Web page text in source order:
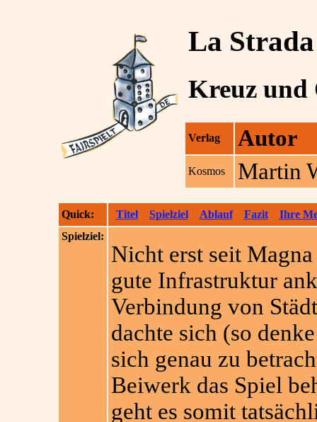
La Strada
Kreuz und
Verlag Autor
Kosmos Martin
Quick: Titel Spielziel Ablauf Fazit
Ihre
Spielziel:
Nicht erst seit
gute Infrastruktur
Verbindung von
dachte sich (so
sich genau zu
Beiwerk das Spiel
geht es somit